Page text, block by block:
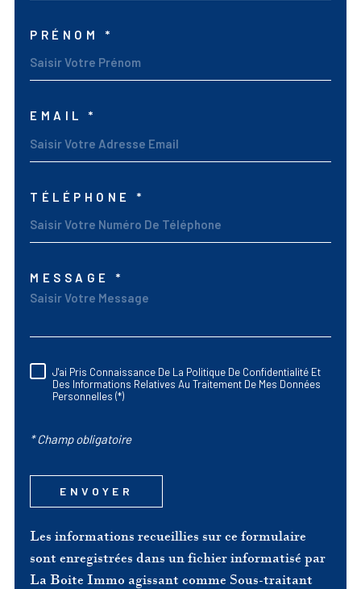
PRÉNOM *
EMAIL *
TÉLÉPHONE *
MESSAGE *
RÈGLEMENTATION
J'ai Pris Connaissance De La Politique De Confidentialité Et
Des Informations Relatives Au Traitement De Mes Données
Personnelles (*)
* Champ obligatoire
ENVOYER
Les informations recueillies sur ce formulaire
sont enregistrées dans un fichier informatisé par
La Boite Immo agissant comme Sous-traitant